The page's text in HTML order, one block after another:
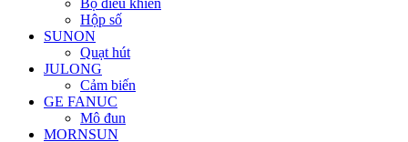
Bộ điều khiển
Hộp số
SUNON
Quạt hút
JULONG
Cảm biến
GE FANUC
Mô đun
MORNSUN